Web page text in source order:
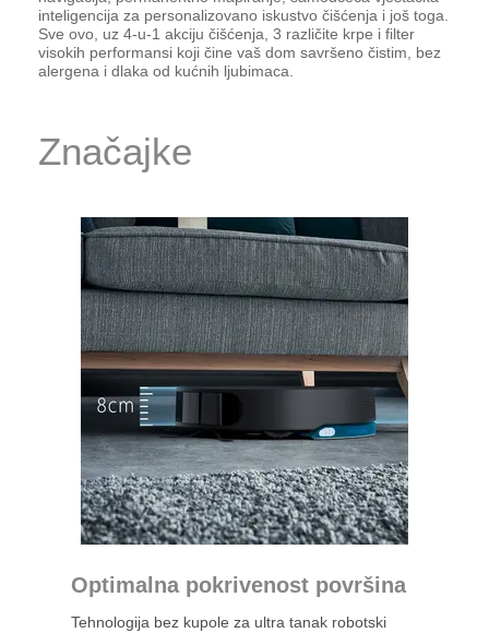
inteligencija za personalizovano iskustvo čišćenja i još toga.
Sve ovo, uz 4-u-1 akciju čišćenja, 3 različite krpe i filter
visokih performansi koji čine vaš dom savršeno čistim, bez
alergena i dlaka od kućnih ljubimaca.
Značajke
Optimalna pokrivenost površina
Tehnologija bez kupole za ultra tanak robotski